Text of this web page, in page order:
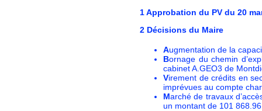
1Approbation du PV du 20
2 Décisions du Maire
Augmentation de la
Bornage du chemin
cabinet A.GEO3 de
Virement de crédits en
imprévues au compte
Marché de travaux
un montant de 101